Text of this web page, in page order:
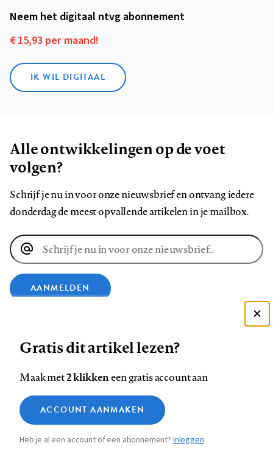
Neem het digitaal ntvg abonnement
€ 15,93 per maand!
IK WIL DIGITAAL
Alle ontwikkelingen op de voet
volgen?
Schrijf je nu in voor onze nieuwsbrief en ontvang iedere
donderdag de meest opvallende artikelen in je mailbox.
E-
mailadres
AANMELDEN
op
Facebook
op
LinkedIn
op
Bluesky
ons
op
InstagramYouTube
Footer
navigation
Contact Colofon Disclaimer Privacy
Medische vragen verdienen
betrouwbare antwoorden
Zie onze cookie policy
Analytische cookies
Marketing cookies
Gratis dit artikel lezen?
Maak met2 klikkeneen gratis account aan
ACCOUNT AANMAKEN
Heb je al een account of een abonnement?Inloggen